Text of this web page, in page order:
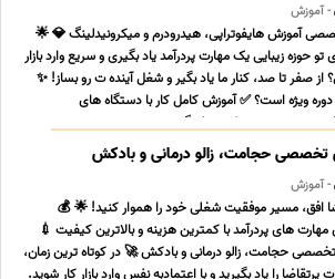
- آموزش
آموزش هایفوتراپی، هیدرودرم و میکرونیدلینگ 💎 🌟
حوزه زیبایی یک مهارت پردرآمد یاد بگیری و سریع وارد بازار
از صفر تا صد، کنار ما یاد بگیر و شغل آینده ت رو بساز! ✨
ویژه است؟ ✅ آموزش کامل کار با دستگاه های
هیدرودرم و میکرونیدلینگ ... ...
تخصصی حجامت، زالو درمانی و بادکش
- آموزش
افق، مسیر موفقیت شغلی خود را هموار کنید! 🌟 💰
مهارت های پردرآمد با کمترین هزینه و بالاترین کیفیت 💉
حجامت، زالو درمانی و بادکش 🚀 در کوتاه ترین زمان،
پرتقاضا را یاد بگیرید و با اعتمادبه نفس وارد بازار کار شوید.